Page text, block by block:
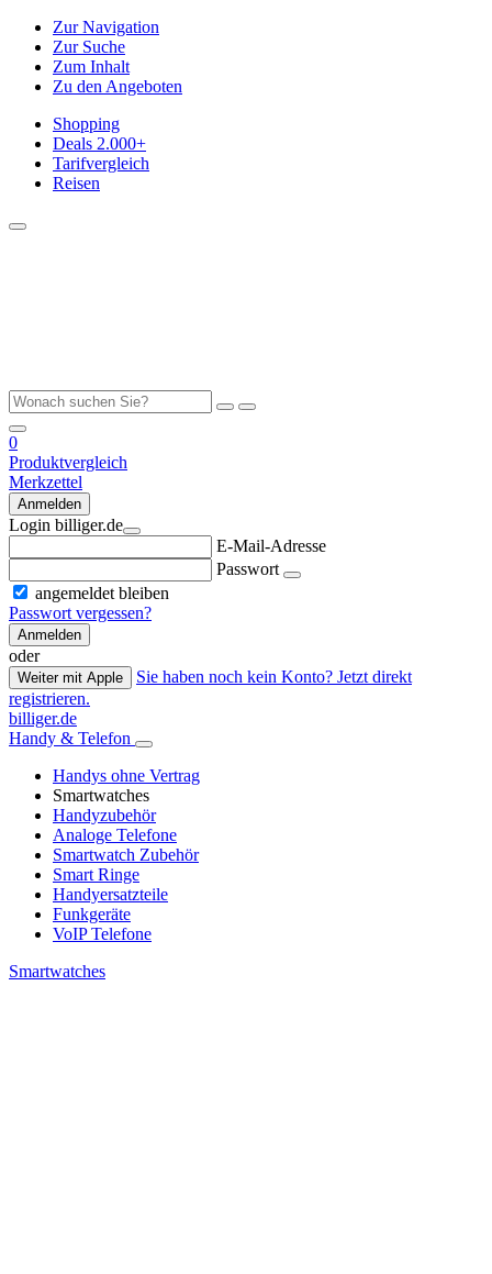
Zur Navigation
Zur Suche
Zum Inhalt
Zu den Angeboten
Shopping
Deals 2.000+
Tarifvergleich
Reisen
0
Produktvergleich
Merkzettel
Anmelden
Login billiger.de
E-Mail-Adresse
Passwort
angemeldet bleiben
Passwort vergessen?
Anmelden
oder
Weiter mit Apple
Sie haben noch kein Konto? Jetzt direkt
registrieren.
billiger.de
Handy & Telefon
Handys ohne Vertrag
Smartwatches
Handyzubehör
Analoge Telefone
Smartwatch Zubehör
Smart Ringe
Handyersatzteile
Funkgeräte
VoIP Telefone
Smartwatches